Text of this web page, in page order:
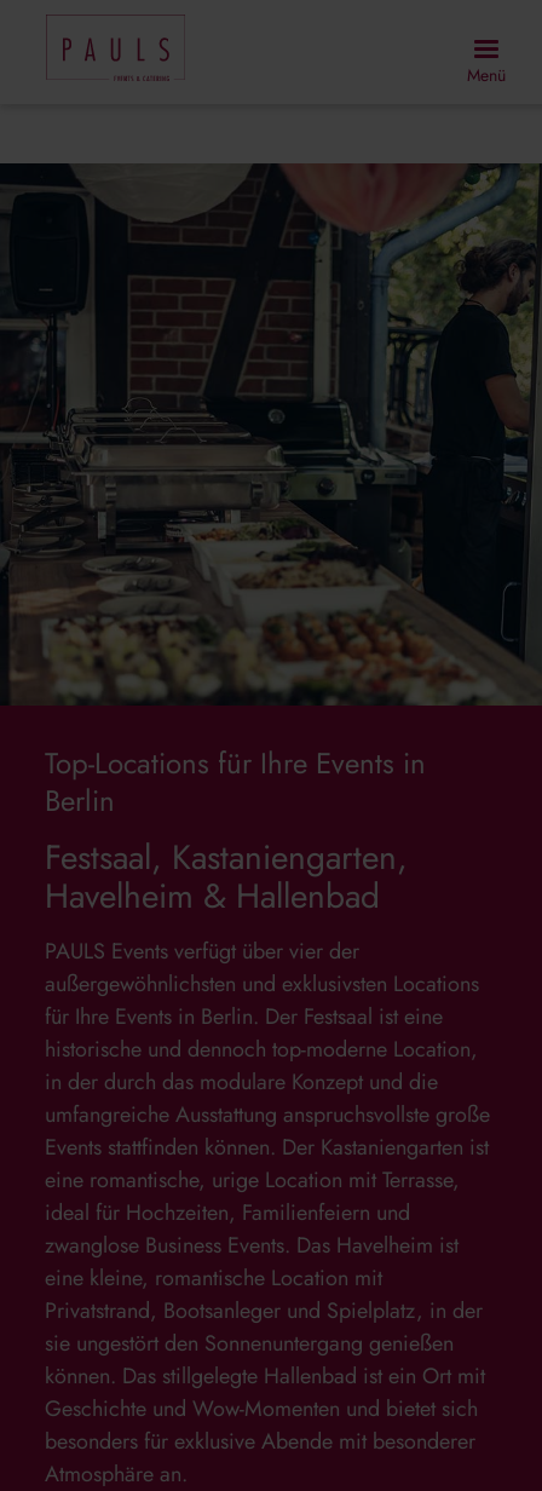
Direkt
Inhalt
Menü
Top-Locations für Ihre Events in
Berlin
Festsaal, Kastaniengarten,
Havelheim & Hallenbad
PAULS Events verfügt über vier der
außergewöhnlichsten und exklusivsten Locations
für Ihre Events in Berlin. Der Festsaal ist eine
historische und dennoch top-moderne Location,
in der durch das modulare Konzept und die
umfangreiche Ausstattung anspruchsvollste große
Events stattfinden können. Der Kastaniengarten ist
eine romantische, urige Location mit Terrasse,
ideal für Hochzeiten, Familienfeiern und
zwanglose Business Events. Das Havelheim ist
eine kleine, romantische Location mit
Privatstrand, Bootsanleger und Spielplatz, in der
sie ungestört den Sonnenuntergang genießen
können. Das stillgelegte Hallenbad ist ein Ort mit
Geschichte und Wow-Momenten und bietet sich
besonders für exklusive Abende mit besonderer
Atmosphäre an.